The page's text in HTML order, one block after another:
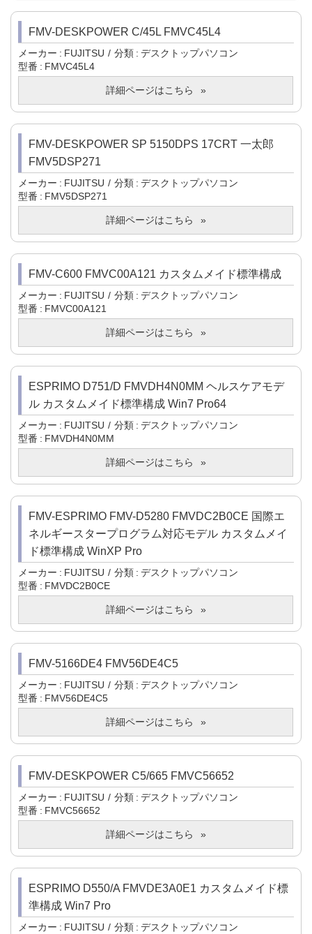
FMV-DESKPOWER C/45L FMVC45L4
メーカー FUJITSU 分類
デスクトップパソコン
型番
FMVC45L4
詳細ページはこちら
FMV-DESKPOWER SP 5150DPS 17CRT 一太郎
FMV5DSP271
メーカー FUJITSU 分類
デスクトップパソコン
型番
FMV5DSP271
詳細ページはこちら
FMV-C600 FMVC00A121 カスタムメイド標準構成
メーカー FUJITSU 分類
デスクトップパソコン
型番
FMVC00A121
詳細ページはこちら
ESPRIMO D751/D FMVDH4N0MM ヘルスケアモデ
ル カスタムメイド標準構成 Win7 Pro64
メーカー FUJITSU 分類
デスクトップパソコン
型番
FMVDH4N0MM
詳細ページはこちら
FMV-ESPRIMO FMV-D5280 FMVDC2B0CE 国際エ
ネルギースタープログラム対応モデル カスタムメイ
ド標準構成 WinXP Pro
メーカー FUJITSU 分類
デスクトップパソコン
型番
FMVDC2B0CE
詳細ページはこちら
FMV-5166DE4 FMV56DE4C5
メーカー FUJITSU 分類
デスクトップパソコン
型番
FMV56DE4C5
詳細ページはこちら
FMV-DESKPOWER C5/665 FMVC56652
メーカー FUJITSU 分類
デスクトップパソコン
型番
FMVC56652
詳細ページはこちら
ESPRIMO D550/A FMVDE3A0E1 カスタムメイド標
準構成 Win7 Pro
メーカー FUJITSU 分類
デスクトップパソコン